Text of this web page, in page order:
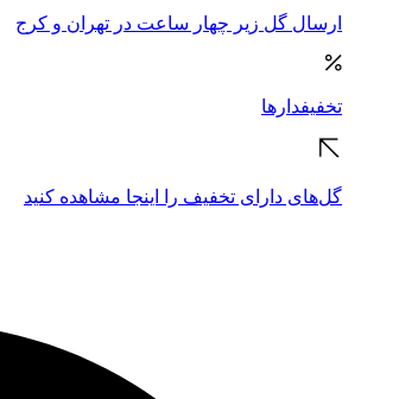
ارسال گل زیر چهار ساعت در تهران و کرج
تخفیفدارها
گل‌های دارای تخفیف را اینجا مشاهده کنید